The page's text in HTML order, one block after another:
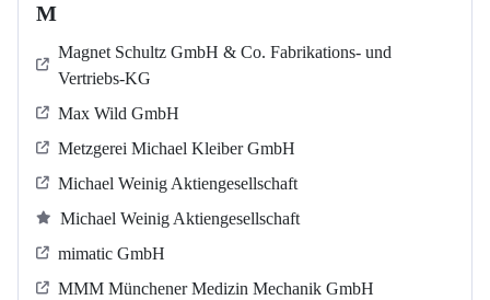
M
Magnet Schultz GmbH & Co. Fabrikations- und
Vertriebs-KG
Max Wild GmbH
Metzgerei Michael Kleiber GmbH
Michael Weinig Aktiengesellschaft
Michael Weinig Aktiengesellschaft
mimatic GmbH
MMM Münchener Medizin Mechanik GmbH